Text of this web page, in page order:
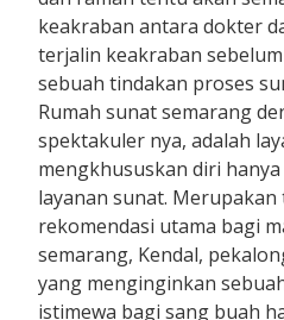
keakraban antara dokter
terjalin keakraban
sebuah tindakan proses
Rumah sunat semarang
spektakuler nya, adalah
mengkhususkan diri
layanan sunat.
rekomendasi utama bagi
semarang, Kendal,
yang menginginkan
istimewa bagi sang buah